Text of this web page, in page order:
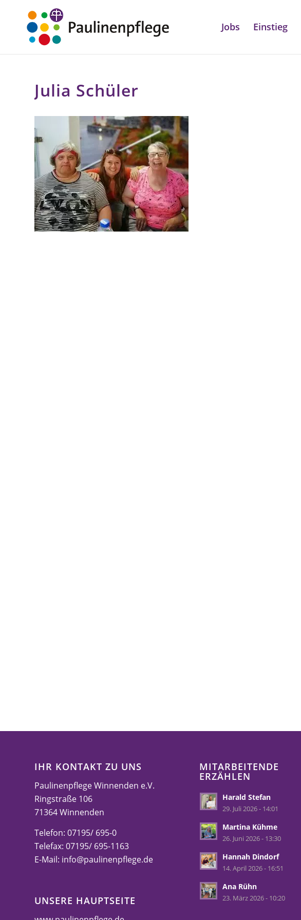
Jobs Einstieg
Julia Schüler
IHR KONTAKT ZU UNS
Paulinenpflege Winnenden e.V.
Ringstraße 106
71364 Winnenden
Telefon: 07195/ 695-0
Telefax: 07195/ 695-1163
E-Mail: info@paulinenpflege.de
UNSERE HAUPTSEITE
MITARBEITENDE
ERZÄHLEN
Harald Stefan
29. Juli 2026 - 14:01
Martina Kühme
26. Juni 2026 - 13:30
Hannah Dindorf
14. April 2026 - 16:51
Ana Rühn
23. März 2026 - 10:20